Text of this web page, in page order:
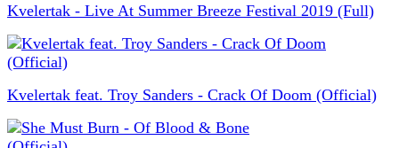
Kvelertak - Live At Summer Breeze Festival 2019 (Full)
Kvelertak feat. Troy Sanders - Crack Of Doom (Official)